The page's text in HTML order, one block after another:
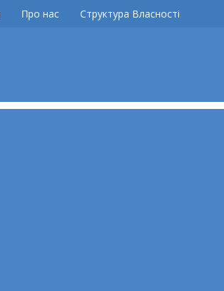
Про нас Структура Власності